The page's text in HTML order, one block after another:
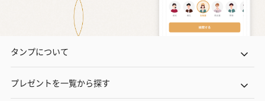
タンプについて
プレゼントを一覧から探す